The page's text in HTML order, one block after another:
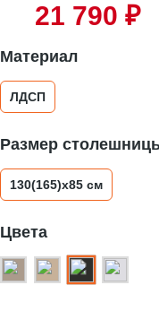
21 790 ₽
Материал
ЛДСП
Размер
130(165)х85 см
Цвета